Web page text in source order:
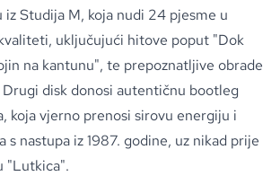
iz Studija M, koja nudi 24 pjesme u
uključujući hitove poput "Dok
na kantunu", te prepoznatljive obrade
disk donosi autentičnu bootleg
koja vjerno prenosi sirovu energiju i
s nastupa iz 1987. godine, uz nikad prije
"Lutkica".